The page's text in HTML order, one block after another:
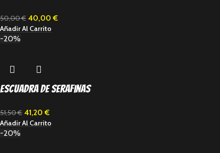
50,00€ 40,00€
Añadir Al Carrito
-20%
Escuadra de Serafinas
51,50€ 41,20€
Añadir Al Carrito
-20%